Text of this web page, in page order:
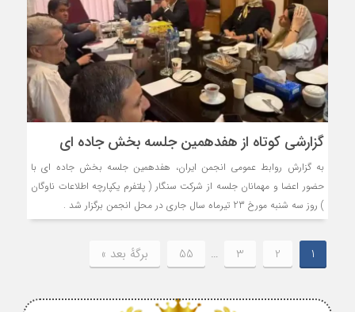
گزارشی کوتاه از هفدهمین جلسه بخش جاده ای
به گزارش روابط عمومی انجمن ایران، هفدهمین جلسه بخش جاده ای با
حضور اعضا و مهمانان جلسه از شرکت سنگار ( پلتفرم یکپارچه اطلاعات ناوگان
) روز سه شنبه مورخ 23 تیرماه سال جاری در محل انجمن برگزار شد .
1
2
3
…
55 برگهٔ بعد »